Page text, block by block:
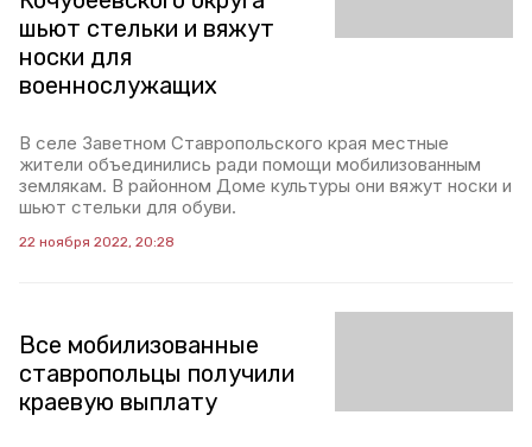
шьют стельки и вяжут
носки для
военнослужащих
В селе Заветном Ставропольского края местные
жители объединились ради помощи мобилизованным
землякам. В районном Доме культуры они вяжут носки и
шьют стельки для обуви.
22 ноября 2022, 20:28
Все мобилизованные
ставропольцы получили
краевую выплату